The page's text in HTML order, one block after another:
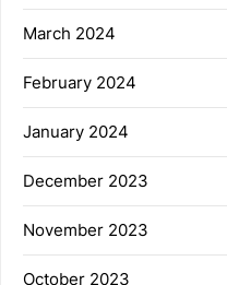
March 2024
February 2024
January 2024
December 2023
November 2023
October 2023